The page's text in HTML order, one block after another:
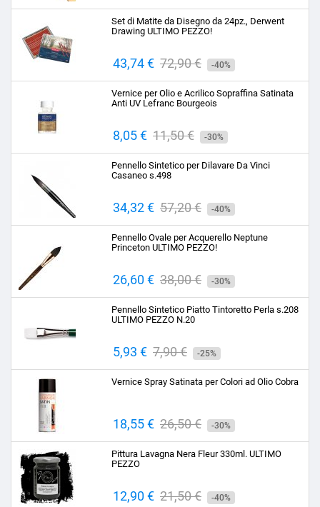
base
Set di Matite da Disegno da 24pz., Derwent
Drawing ULTIMO PEZZO!
Prezzo
43,74 € Prezzo
base
72,90 € -40%
Vernice per Olio e Acrilico Sopraffina Satinata
Anti UV Lefranc Bourgeois
Prezzo
8,05 € Prezzo
base
11,50 € -30%
Pennello Sintetico per Dilavare Da Vinci
Casaneo s.498
Prezzo
34,32 € Prezzo
base
57,20 € -40%
Pennello Ovale per Acquerello Neptune
Princeton ULTIMO PEZZO!
Prezzo
26,60 € Prezzo
base
38,00 € -30%
Pennello Sintetico Piatto Tintoretto Perla s.208
ULTIMO PEZZO N.20
Prezzo
5,93 € Prezzo
base
7,90 € -25%
Vernice Spray Satinata per Colori ad Olio Cobra
Prezzo
18,55 € Prezzo
base
26,50 € -30%
Pittura Lavagna Nera Fleur 330ml. ULTIMO
PEZZO
Prezzo
12,90 € Prezzo
21,50 € -40%